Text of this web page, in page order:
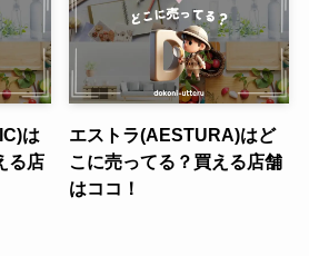
は
る店
エストラ(AESTURA)はど
こに売ってる？買える店舗
はココ！